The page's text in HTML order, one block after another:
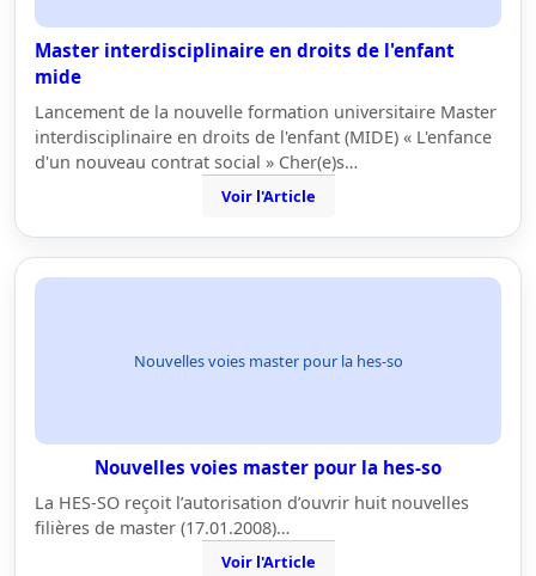
Master interdisciplinaire en droits de l'enfant
mide
Lancement de la nouvelle formation universitaire Master
interdisciplinaire en droits de l'enfant (MIDE) « L'enfance
d'un nouveau contrat social » Cher(e)s…
Voir l'Article
Nouvelles voies master pour la hes-so
Nouvelles voies master pour la hes-so
La HES-SO reçoit l’autorisation d’ouvrir huit nouvelles
filières de master (17.01.2008)…
Voir l'Article